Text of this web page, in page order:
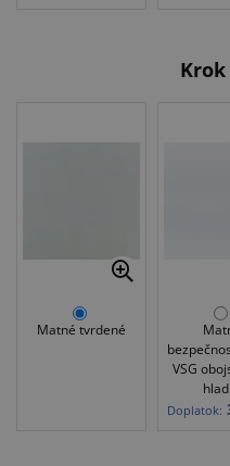
Krok
Matné tvrdené
VSG
Doplatok: